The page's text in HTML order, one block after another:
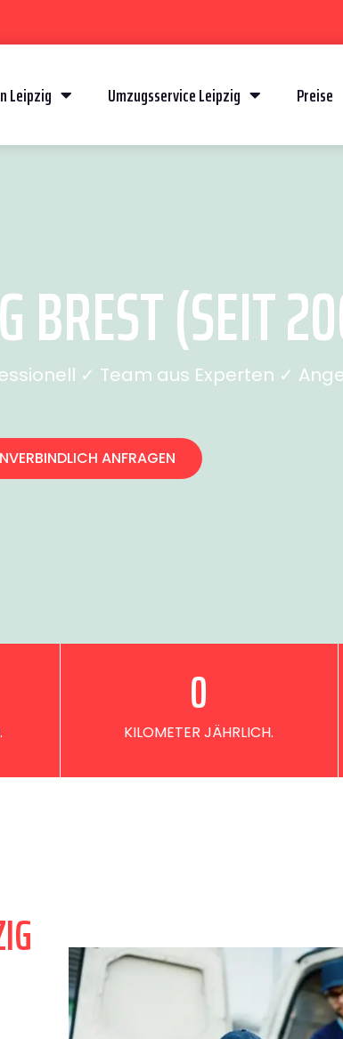
Leipzig Umzugsservice Leipzig Preise
BREST (SEIT
✓ Team aus Experten ✓
ANFRAGEN
KILOMETER JÄHRLICH.
0